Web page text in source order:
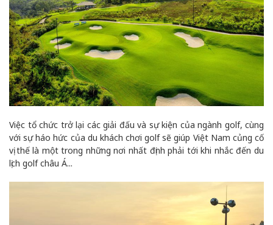
Việc tổ chức trở lại các giải đấu và sự kiện của ngành golf, cùng
với sự háo hức của du khách chơi golf sẽ giúp Việt Nam củng cố
vị thế là một trong những nơi nhất định phải tới khi nhắc đến du
lịch golf châu Á...